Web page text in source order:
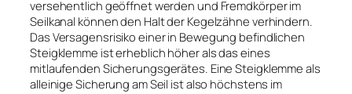
versehentlich geöffnet werden und Fremdkörper im
Seilkanal können den Halt der Kegelzähne verhindern.
Das Versagensrisiko einer in Bewegung befindlichen
Steigklemme ist erheblich höher als das eines
mitlaufenden Sicherungsgerätes. Eine Steigklemme als
alleinige Sicherung am Seil ist also höchstens im